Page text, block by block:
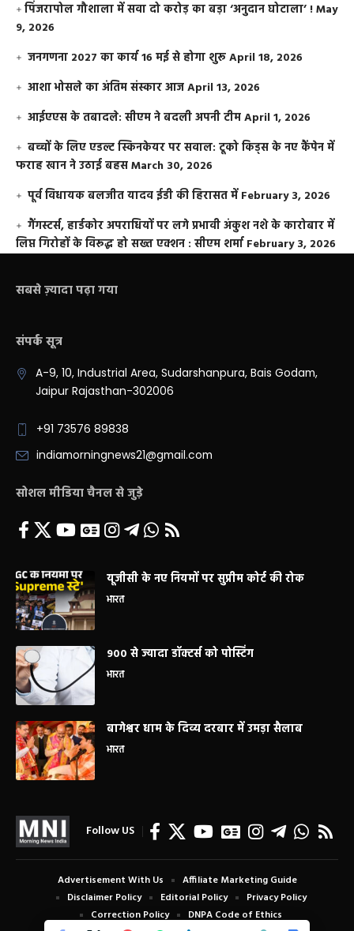
​पिंजरापोल गौशाला में सवा दो करोड़ का बड़ा ‘अनुदान घोटाला’ !May
9, 2026
जनगणना 2027 का कार्य 16 मई से होगा शुरूApril 18, 2026
आशा भोसले का अंतिम संस्कार आजApril 13, 2026
आईएएस के तबादले: सीएम ने बदली अपनी टीमApril 1, 2026
बच्चों के लिए एडल्ट स्किनकेयर पर सवाल: टूको किड्स के नए कैंपेन में
फराह खान ने उठाई बहसMarch 30, 2026
पूर्व विधायक बलजीत यादव ईडी की हिरासत में February 3, 2026
गैंगस्टर्स, हार्डकोर अपराधियों पर लगे प्रभावी अंकुश नशे के कारोबार में
लिप्त गिरोहों के विरूद्ध हो सख्त एक्शन : सीएम शर्मा February 3, 2026
सबसे ज़्यादा पढ़ा गया
संपर्क सूत्र
A-9, 10, Industrial Area, Sudarshanpura, Bais Godam,
Jaipur Rajasthan-302006
+91 73576 89838
indiamorningnews21@gmail.com
सोशल मीडिया चैनल से जुड़े
यूजीसी के नए नियमों पर सुप्रीम कोर्ट की रोक
भारत
900 से ज्यादा डॉक्टर्स को पोस्टिंग
भारत
बागेश्वर धाम के दिव्य दरबार में उमड़ा सैलाब
भारत
Follow US
Advertisement With Us
Affiliate Marketing Guide
Disclaimer Policy
Editorial Policy
Privacy Policy
Correction Policy
DNPA Code of Ethics